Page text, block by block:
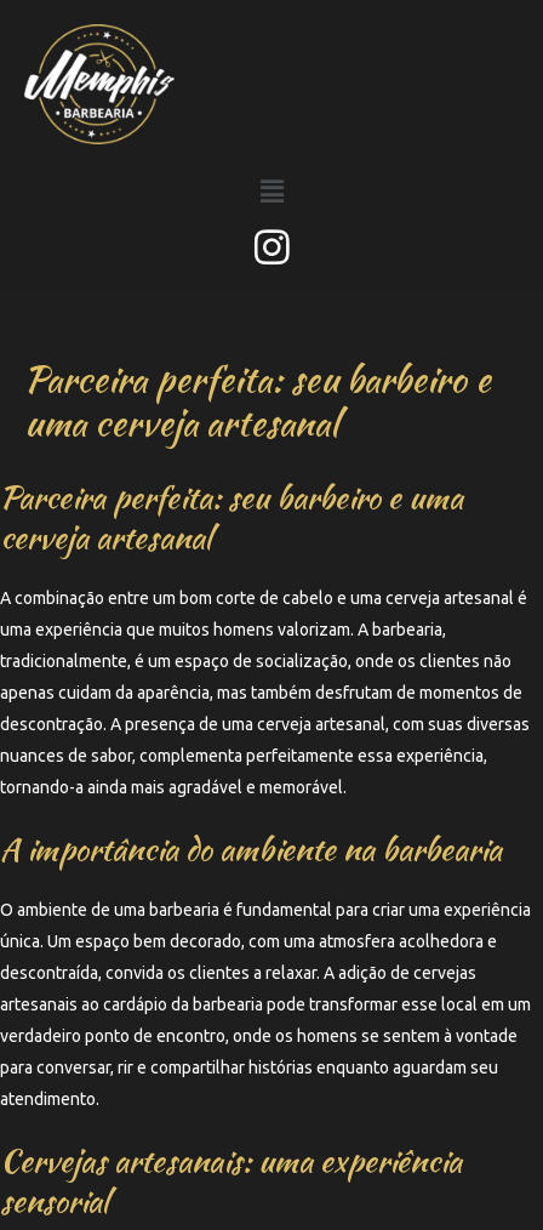
Parceira perfeita: seu barbeiro e
uma cerveja artesanal
Parceira perfeita: seu barbeiro e uma
cerveja artesanal
A combinação entre um bom corte de cabelo e uma cerveja artesanal é
uma experiência que muitos homens valorizam. A barbearia,
tradicionalmente, é um espaço de socialização, onde os clientes não
apenas cuidam da aparência, mas também desfrutam de momentos de
descontração. A presença de uma cerveja artesanal, com suas diversas
nuances de sabor, complementa perfeitamente essa experiência,
tornando-a ainda mais agradável e memorável.
A importância do ambiente na barbearia
O ambiente de uma barbearia é fundamental para criar uma experiência
única. Um espaço bem decorado, com uma atmosfera acolhedora e
descontraída, convida os clientes a relaxar. A adição de cervejas
artesanais ao cardápio da barbearia pode transformar esse local em um
verdadeiro ponto de encontro, onde os homens se sentem à vontade
para conversar, rir e compartilhar histórias enquanto aguardam seu
atendimento.
Cervejas artesanais: uma experiência
sensorial